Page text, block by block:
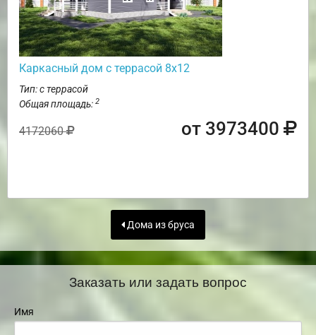
Каркасный дом с террасой 8х12
Тип: с террасой
Общая площадь: 2
4172060 от 3973400
Дома из бруса
Заказать или задать вопрос
Имя